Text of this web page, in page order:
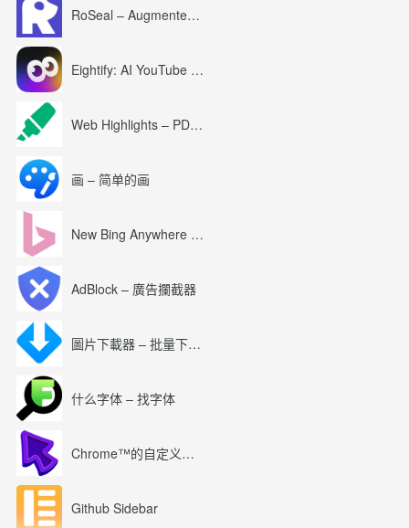
RoSeal – Augmented Roblox Experience
Eightify: AI YouTube Summary with ChatGPT
Web Highlights – PDF & Web Highlighter
画 – 简单的画
New Bing Anywhere (Bing Chat GPT-4)
AdBlock – 廣告攔截器
圖片下載器 – 批量下載圖片
什么字体 – 找字体
Chrome™的自定义光标
Github Sidebar